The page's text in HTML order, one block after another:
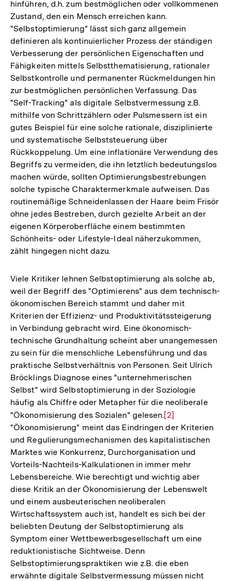
hinführen, d.h. zum bestmöglichen oder vollkommenen
Zustand, den ein Mensch erreichen kann.
"Selbstoptimierung" lässt sich ganz allgemein
definieren als kontinuierlicher Prozess der ständigen
Verbesserung der persönlichen Eigenschaften und
Fähigkeiten mittels Selbstthematisierung, rationaler
Selbstkontrolle und permanenter Rückmeldungen hin
zur bestmöglichen persönlichen Verfassung. Das
"Self-Tracking" als digitale Selbstvermessung z.B.
mithilfe von Schrittzählern oder Pulsmessern ist ein
gutes Beispiel für eine solche rationale, disziplinierte
und systematische Selbststeuerung über
Rückkoppelung. Um eine inflationäre Verwendung des
Begriffs zu vermeiden, die ihn letztlich bedeutungslos
machen würde, sollten Optimierungsbestrebungen
solche typische Charaktermerkmale aufweisen. Das
routinemäßige Schneidenlassen der Haare beim Frisör
ohne jedes Bestreben, durch gezielte Arbeit an der
eigenen Körperoberfläche einem bestimmten
Schönheits- oder Lifestyle-Ideal näherzukommen,
zählt hingegen nicht dazu.
Viele Kritiker lehnen Selbstoptimierung als solche ab,
weil der Begriff des "Optimierens" aus dem technisch-
ökonomischen Bereich stammt und daher mit
Kriterien der Effizienz- und Produktivitätssteigerung
in Verbindung gebracht wird. Eine ökonomisch-
technische Grundhaltung scheint aber unangemessen
zu sein für die menschliche Lebensführung und das
praktische Selbstverhältnis von Personen. Seit Ulrich
Bröcklings Diagnose eines "unternehmerischen
Selbst" wird Selbstoptimierung in der Soziologie
häufig als Chiffre oder Metapher für die neoliberale
"Ökonomisierung des Sozialen" gelesen.Zur
Auflösung
der
Fußnote
[2]
"Ökonomisierung" meint das Eindringen der Kriterien
und Regulierungsmechanismen des kapitalistischen
Marktes wie Konkurrenz, Durchorganisation und
Vorteils-Nachteils-Kalkulationen in immer mehr
Lebensbereiche. Wie berechtigt und wichtig aber
diese Kritik an der Ökonomisierung der Lebenswelt
und einem ausbeuterischen neoliberalen
Wirtschaftssystem auch ist, handelt es sich bei der
beliebten Deutung der Selbstoptimierung als
Symptom einer Wettbewerbsgesellschaft um eine
reduktionistische Sichtweise. Denn
Selbstoptimierungspraktiken wie z.B. die eben
erwähnte digitale Selbstvermessung müssen nicht